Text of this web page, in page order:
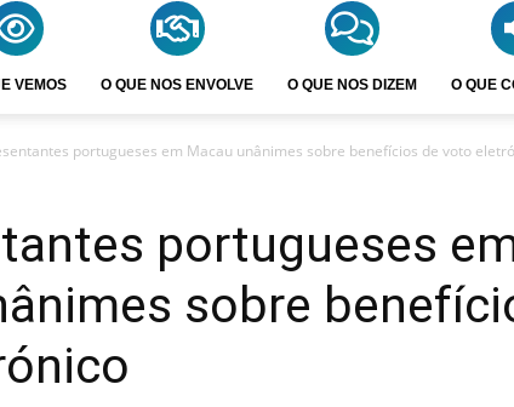
VEMOS O QUE NOS ENVOLVE O QUE NOS DIZEM O QUE
portugueses em Macau unânimes sobre benefícios de voto
portugueses
sobre